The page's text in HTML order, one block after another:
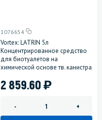
1076654
Vortex: LATRIN 5л
Концентрированное средство
для биотуалетов на
химической основе тв. канистра
2 859.60)
- +